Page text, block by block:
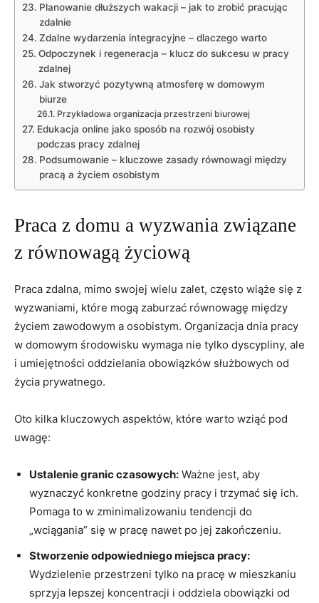
Planowanie‌ dłuższych wakacji –⁣ jak⁢ to ⁢zrobić⁤ pracując
zdalnie
Zdalne wydarzenia integracyjne ‌–​ dlaczego‌ warto
Odpoczynek i regeneracja –⁢ klucz do sukcesu w pracy
zdalnej
Jak stworzyć pozytywną atmosferę w domowym
biurze
Przykładowa organizacja przestrzeni‍ biurowej
Edukacja online jako ‌sposób ⁢na rozwój osobisty
podczas pracy zdalnej
Podsumowanie ​– kluczowe zasady ​równowagi między
‍pracą​ a życiem osobistym
Praca z domu a wyzwania⁣ związane
z równowagą życiową
Praca zdalna, mimo swojej wielu zalet, ⁢często wiąże‍ się ⁣z
wyzwaniami, które mogą zaburzać równowagę‌ między⁤
życiem ⁢zawodowym a osobistym. Organizacja ⁢dnia pracy⁤
w domowym⁣ środowisku wymaga​ nie ‍tylko dyscypliny,⁢ ale‍
i umiejętności oddzielania obowiązków ‍służbowych od
życia‌ prywatnego.
Oto kilka kluczowych aspektów, które​ warto wziąć pod
uwagę:
Ustalenie⁣ granic czasowych: Ważne ⁢jest,‍ aby
wyznaczyć konkretne⁢ godziny pracy i trzymać się ich.
Pomaga to w⁣ zminimalizowaniu tendencji do
„wciągania”‍ się w⁤ pracę nawet ⁣po jej zakończeniu.
Stworzenie odpowiedniego‍ miejsca pracy:
Wydzielenie przestrzeni ⁢tylko na pracę w ⁢mieszkaniu
sprzyja lepszej koncentracji i oddziela obowiązki od